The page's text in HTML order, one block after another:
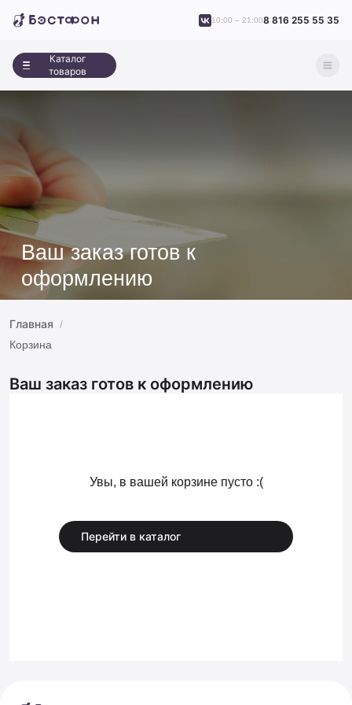
Каталог
товаров
10:00 – 21:008 816 255 55 35
Ваш заказ готов к
оформлению
Главная
Корзина
Ваш заказ готов к оформлению
Увы, в вашей корзине пусто :(
Перейти в каталог